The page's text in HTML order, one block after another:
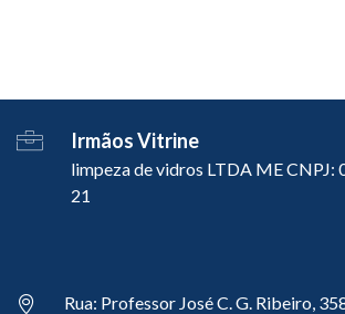
Irmãos Vitrine
limpeza de vidros LTDA ME CNPJ:
21
Rua: Professor José C. G. Ribeiro,